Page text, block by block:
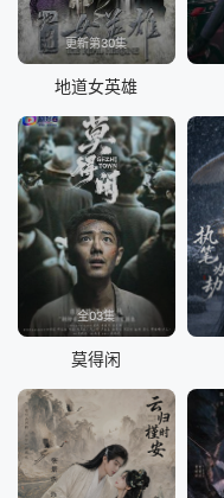
更新第30集
地道女英雄
全03集
莫得闲